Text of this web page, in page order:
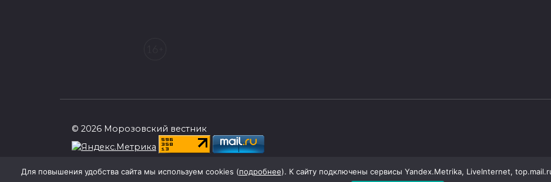
© 2026 Морозовский вестник
При поддержке Правительства Ростовской области
Для повышения удобства сайта мы используем cookies (подробнее). К сайту подключены сервисы Yandex.Metrika, LiveInternet,